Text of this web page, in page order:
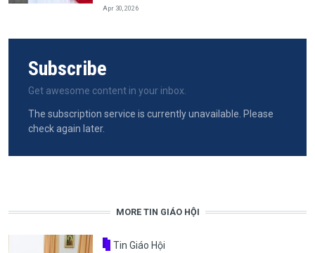
Apr 30, 2026
Subscribe
Get awesome content in your inbox.
The subscription service is currently unavailable. Please
check again later.
MORE TIN GIÁO HỘI
Tin Giáo Hội